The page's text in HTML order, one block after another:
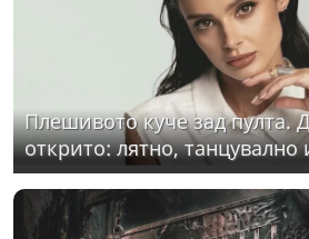
Плешивото куче зад пулта.
открито: лятно, танцувално